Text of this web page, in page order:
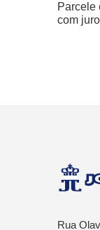
Parcele
com
Rua